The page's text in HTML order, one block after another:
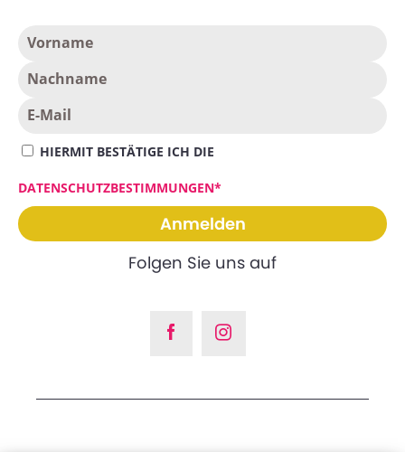
HIERMIT BESTÄTIGE ICH DIE
DATENSCHUTZBESTIMMUNGEN*
Folgen Sie uns auf